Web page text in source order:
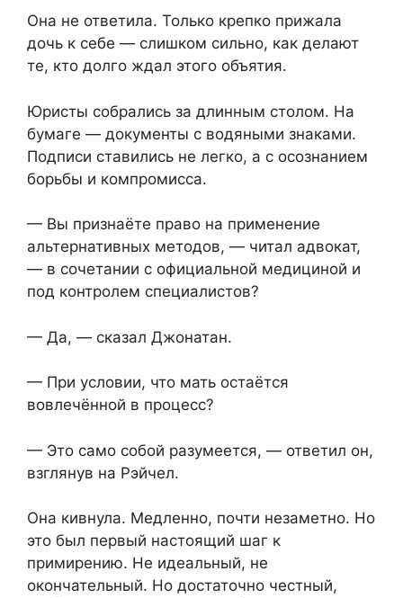
Она не ответила. Только крепко прижала
дочь к себе — слишком сильно, как делают
те, кто долго ждал этого объятия.
Юристы собрались за длинным столом. На
бумаге — документы с водяными знаками.
Подписи ставились не легко, а с осознанием
борьбы и компромисса.
— Вы признаёте право на применение
альтернативных методов, — читал адвокат,
— в сочетании с официальной медициной и
под контролем специалистов?
— Да, — сказал Джонатан.
— При условии, что мать остаётся
вовлечённой в процесс?
— Это само собой разумеется, — ответил он,
взглянув на Рэйчел.
Она кивнула. Медленно, почти незаметно. Но
это был первый настоящий шаг к
примирению. Не идеальный, не
окончательный. Но достаточно честный,